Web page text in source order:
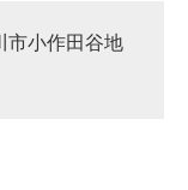
市小作田谷地